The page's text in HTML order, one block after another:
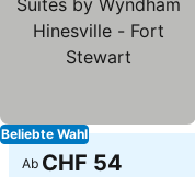
Beliebte Wahl
Ab CHF 54